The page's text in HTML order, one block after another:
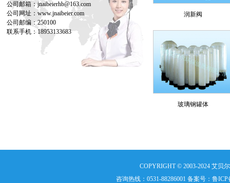
公司邮箱：jnaibeierhb@163.com
公司网址：www.jnaibeier.com
公司邮编：250100
联系手机：18953133683
润新阀
玻璃钢罐体
COPYRIGHT © 2003-2024 艾贝
咨询热线：0531-88286001 备案号： 鲁ICP